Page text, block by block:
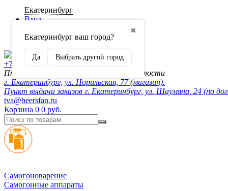
Екатеринбург
✖
Екатеринбург ваш город?
Да Выбрать другой город
Вход
Регистрация
+7 (902) 872-54-70
Пн-Пт 10:00-20:00, сб-вск по договорённости
г. Екатеринбург, ул. Норильская, 77 (магазин).
Пункт выдачи заказов г. Екатеринбург, ул. Шаумяна, 24 (по
tva@beersfan.ru
Корзина 0 0 руб.
Cамогоноварение
Самогонные аппараты